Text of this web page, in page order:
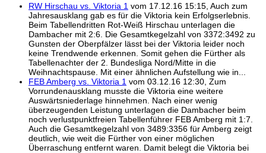
RW Hirschau vs. Viktoria 1 vom 17.12.16 15:15, Auch zum
Jahresausklang gab es für die Viktoria kein Erfolgserlebnis.
Beim Tabellendritten Rot-Weiß Hirschau unterlagen die
Dambacher mit 2:6. Die Gesamtkegelzahl von 3372:3492 zu
Gunsten der Oberpfälzer lässt bei der Viktoria leider noch
keine Trendwende erkennen. Somit gehen die Fürther als
Tabellenachter der 2. Bundesliga Nord/Mitte in die
Weihnachtspause. Mit einer ähnlichen Aufstellung wie in...
FEB Amberg vs. Viktoria 1 vom 03.12.16 12:30, Zum
Vorrundenausklang musste die Viktoria eine weitere
Auswärtsniederlage hinnehmen. Nach einer wenig
überzeugenden Leistung unterlagen die Dambacher beim
noch verlustpunktfreien Tabellenführer FEB Amberg mit 1:7.
Auch die Gesamtkegelzahl von 3489:3356 für Amberg zeigt
deutlich, wie weit die Fürther von einer möglichen
Überraschung entfernt waren. Damit belegt die Viktoria bei